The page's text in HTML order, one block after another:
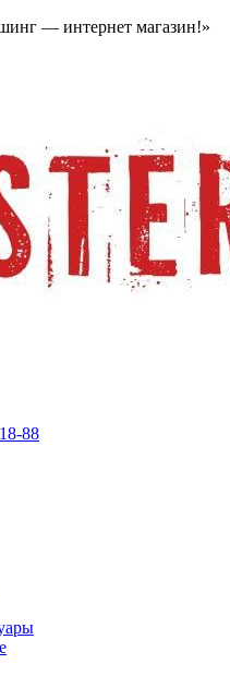
— интернет магазин!»
88